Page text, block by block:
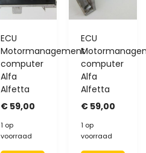
ECU
Motormanagement
computer
Alfa
Alfetta
€59,00
1 op
voorraad
ECU
computer
Alfa
Alfetta
€59,00
1 op
voorraad